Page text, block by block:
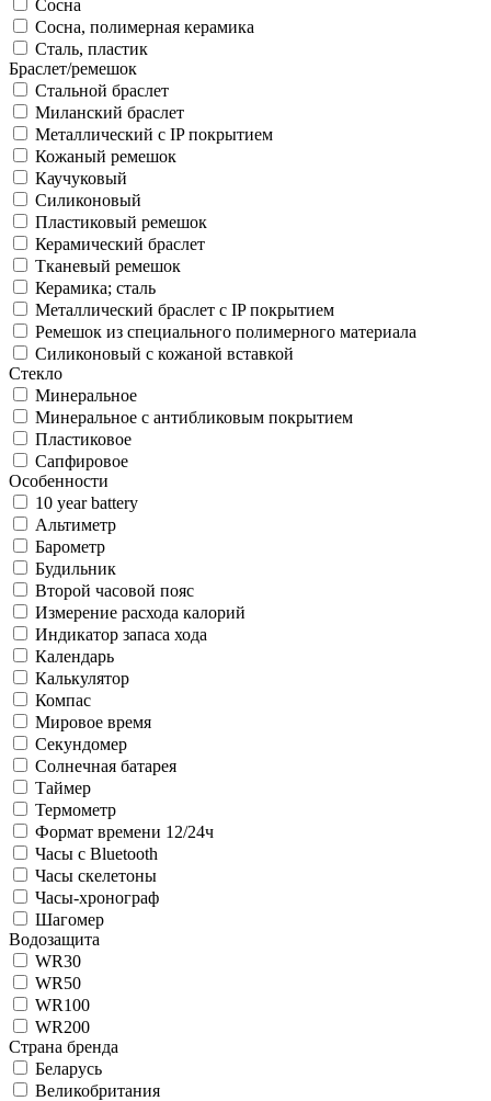
Сосна
Сосна, полимерная керамика
Сталь, пластик
Браслет/ремешок
Стальной браслет
Миланский браслет
Металлический с IP покрытием
Кожаный ремешок
Каучуковый
Силиконовый
Пластиковый ремешок
Керамический браслет
Тканевый ремешок
Керамика; сталь
Металлический браслет с IP покрытием
Ремешок из специального полимерного материала
Силиконовый с кожаной вставкой
Стекло
Минеральное
Минеральное с антибликовым покрытием
Пластиковое
Сапфировое
Особенности
10 year battery
Альтиметр
Барометр
Будильник
Второй часовой пояс
Измерение расхода калорий
Индикатор запаса хода
Календарь
Калькулятор
Компас
Мировое время
Секундомер
Солнечная батарея
Таймер
Термометр
Формат времени 12/24ч
Часы с Bluetooth
Часы скелетоны
Часы-хронограф
Шагомер
Водозащита
WR30
WR50
WR100
WR200
Страна бренда
Беларусь
Великобритания